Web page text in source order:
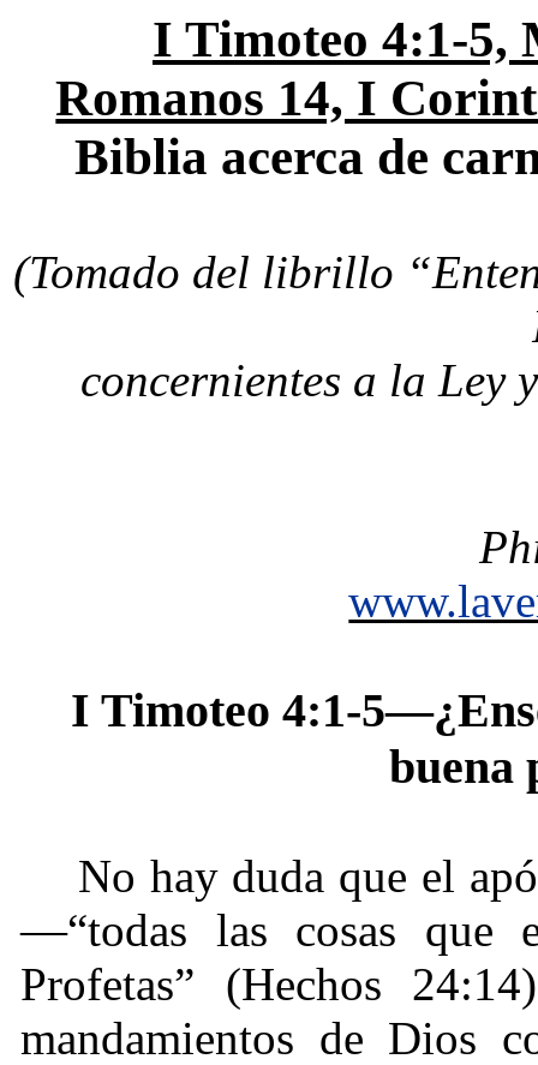
I Timoteo 4:1-5,
Romanos 14, I
Biblia acerca de
(Tomado del librillo
concernientes a la Ley
I Timoteo 4:1-
buena
No hay duda que el
—“todas las cosas que
Profetas” (Hechos
mandamientos de Dios